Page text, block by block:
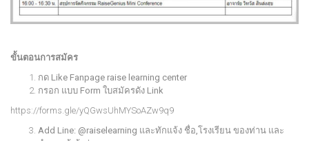
ขั้นตอนการสมัคร
กด Like Fanpage raise learning center
กรอก แบบ Form ใบสมัครดัง Link
https://forms.gle/yQGwsUhMYSoAZw9q9
Add Line: @raiselearning และทักแจ้ง ชื่อ,โรงเรียน ของท่าน และ